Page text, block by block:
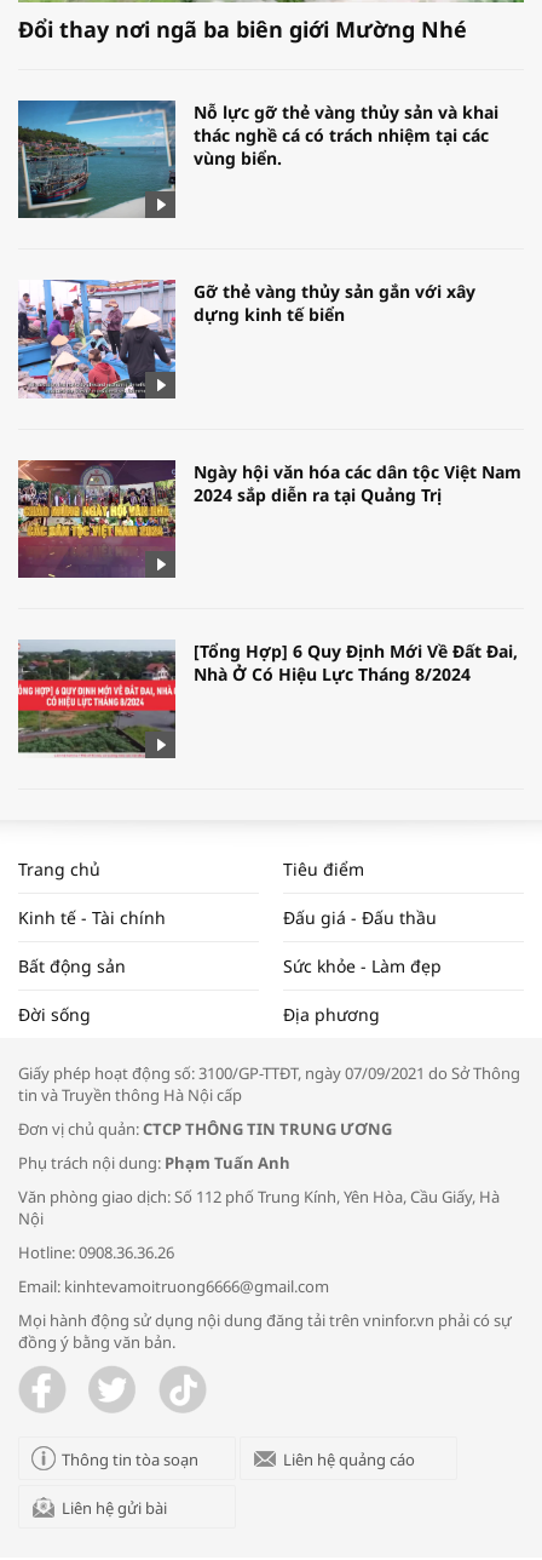
Đổi thay nơi ngã ba biên giới Mường Nhé
Nỗ lực gỡ thẻ vàng thủy sản và khai
thác nghề cá có trách nhiệm tại các
vùng biển.
Gỡ thẻ vàng thủy sản gắn với xây
dựng kinh tế biển
Ngày hội văn hóa các dân tộc Việt Nam
2024 sắp diễn ra tại Quảng Trị
[Tổng Hợp] 6 Quy Định Mới Về Đất Đai,
Nhà Ở Có Hiệu Lực Tháng 8/2024
NAM NĂM 2024 VÀ NĂM 2025 | NHỊP
ĐẬP THỊ TRƯỜNG #62
Tọa đàm “Xúc tiến thương mại: Khơi
Bác sĩ tư vấn cách phòng tránh bệnh
đường hô hấp trong thời tiết giao mùa
Trao yêu thương cho em
Trang chủ Tiêu điểm
Kinh tế - Tài chính Đấu giá - Đấu thầu
Bất động sản Sức khỏe - Làm đẹp
Đời sống Địa phương
Giấy phép hoạt động số: 3100/GP-TTĐT, ngày 07/09/2021 do Sở Thông
tin và Truyền thông Hà Nội cấp
Đơn vị chủ quản:CTCP THÔNG TIN TRUNG ƯƠNG
Phụ trách nội dung: Phạm Tuấn Anh
Văn phòng giao dịch: Số 112 phố Trung Kính, Yên Hòa, Cầu Giấy, Hà
Nội
Hotline: 0908.36.36.26
Email: kinhtevamoitruong6666@gmail.com
Mọi hành động sử dụng nội dung đăng tải trên vninfor.vn phải có sự
đồng ý bằng văn bản.
Thông tin tòa soạn Liên hệ quảng cáo
Liên hệ gửi bài